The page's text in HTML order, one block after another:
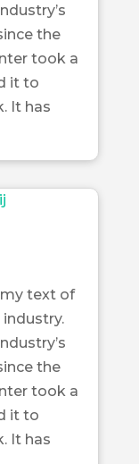
the
took a
it to
It has
text of
the
took a
it to
It has